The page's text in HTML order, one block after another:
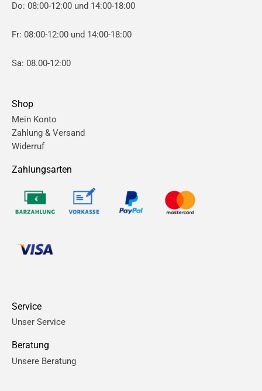
Do: 08:00-12:00 und 14:00-18:00
Fr: 08:00-12:00 und 14:00-18:00
Sa: 08.00-12:00
Shop
Mein Konto
Zahlung & Versand
Widerruf
Zahlungsarten
Service
Unser Service
Beratung
Unsere Beratung